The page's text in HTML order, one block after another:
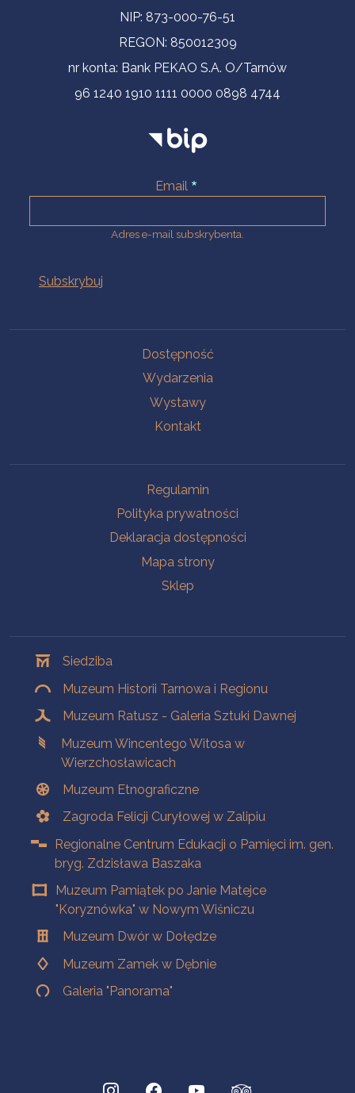
NIP: 873-000-76-51
REGON: 850012309
nr konta: Bank PEKAO S.A. O/Tarnów
96 1240 1910 1111 0000 0898 4744
Email
Adres e-mail subskrybenta.
Dostępność
Wydarzenia
Wystawy
Kontakt
Regulamin
Polityka prywatności
Deklaracja dostępności
Mapa strony
Sklep
Siedziba
Muzeum Historii Tarnowa i Regionu
Muzeum Ratusz - Galeria Sztuki Dawnej
Muzeum Wincentego Witosa w
Wierzchosławicach
Muzeum Etnograficzne
Zagroda Felicji Curyłowej w Zalipiu
Regionalne Centrum Edukacji o Pamięci im. gen.
bryg. Zdzisława Baszaka
Muzeum Pamiątek po Janie Matejce
"Koryznówka" w Nowym Wiśniczu
Muzeum Dwór w Dołędze
Muzeum Zamek w Dębnie
Galeria "Panorama"